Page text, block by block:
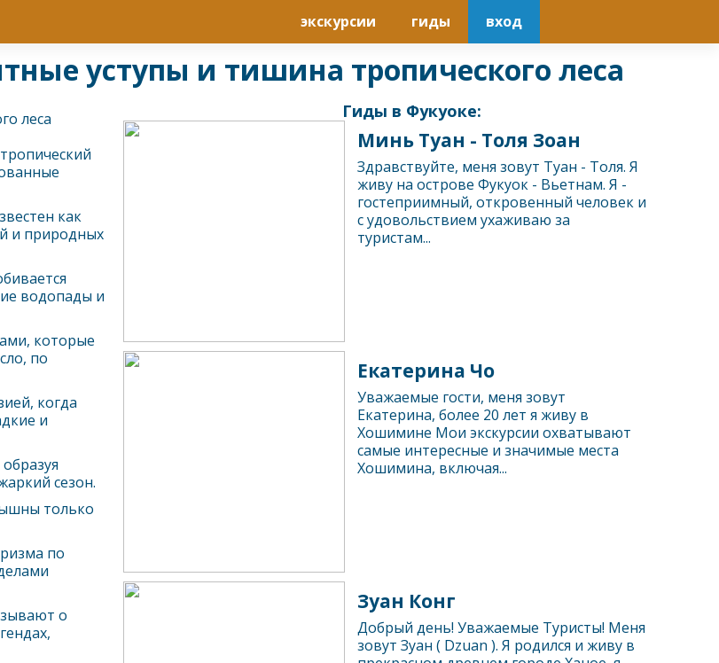
экскурсии гиды вход
уступы и тишина тропического леса
леса
как
и природных
водопады и
которые
по
когда
и
сезон.
только
по
о
Гиды в Фукуоке:
Минь Туан - Tоля Зоан
Здравствуйте, меня зовут Туан - Толя. Я
живу на острове Фукуок - Вьетнам. Я -
гостеприимный, откровенный человек и
с удовольствием ухаживаю за
туристам...
Екатерина Чо
Уважаемые гости, меня зовут
Екатерина, более 20 лет я живу в
Хошимине Мои экскурсии охватывают
самые интересные и значимые места
Хошимина, включая...
Зуан Конг
Добрый день! Уважаемые Туристы! Меня
зовут Зуан ( Dzuan ). Я родился и живу в